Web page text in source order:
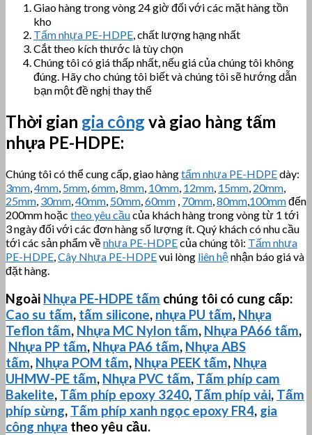
Giao hàng trong vòng 24 giờ đối với các mặt hàng tồn
kho
Tấm nhựa PE-HDPE, chất lượng hạng nhất
Cắt theo kích thước là tùy chọn
Chúng tôi có giá thấp nhất, nếu giá của chúng tôi không
đúng. Hãy cho chúng tôi biết và chúng tôi sẽ hướng dẫn
bạn một đề nghị thay thế
Thời gian gia công và giao hàng tấm
nhựa PE-HDPE:
Chúng tôi có thể cung cấp, giao hàngtấm nhựa PE-HDPEdày:
3mm,4mm, 5mm,6mm,8mm, 10mm, 12mm, 15mm, 20mm,
25mm, 30mm,40mm, 50mm,60mm , 70mm,80mm,100mmđến
200mm hoặc theo yêu cầucủa khách hàng trong vòng từ 1 tới
3 ngày đối với các đơn hàng số lượng ít. Quý khách có nhu cầu
tới các sản phẩm vềnhựa PE-HDPEcủa chúng tôi: Tấm nhựa
PE-HDPE,Cây Nhựa PE-HDPEvui lòng liên hệnhận báo giá và
đặt hàng.
Ngoài Nhựa PE-HDPE tấm chúng tôi có cung cấp:
Cao su tấm, tấm silicone, nhựa PU tấm, Nhựa
Teflon tấm, Nhựa MC Nylon tấm, Nhựa PA66 tấm,
Nhựa PP tấm, Nhựa PA6 tấm, Nhựa ABS
tấm, Nhựa POM tấm, Nhựa PEEK tấm, Nhựa
UHMW-PE tấm, Nhựa PVC tấm, Tấm phíp cam
Bakelite, Tấm phíp epoxy 3240, Tấm phíp vải, Tấm
phíp sừng, Tấm phíp xanh ngọc epoxy FR4, gia
công nhựa theo yêu cầu.